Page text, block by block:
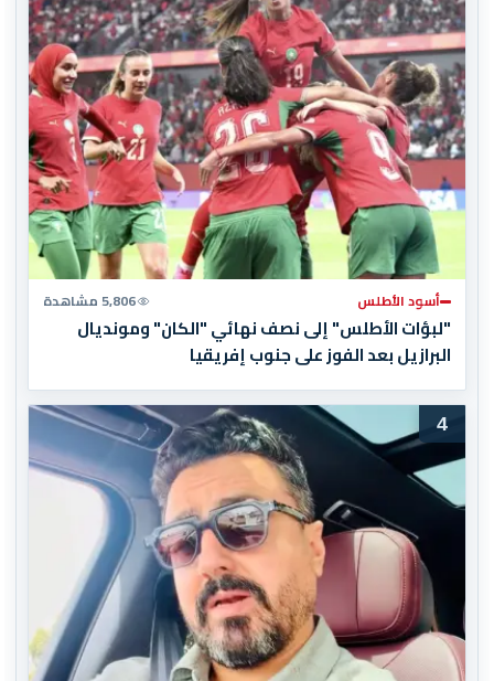
أسود الأطلس 5,806 مشاهدة
"لبؤات الأطلس" إلى نصف نهائي "الكان" ومونديال
البرازيل بعد الفوز على جنوب إفريقيا
4